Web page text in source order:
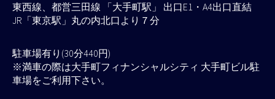
東西線、都営三田線 「大手町駅」 出口E1・A4出口直結
JR「東京駅」丸の内北口より７分
駐車場有り(30分440円)
※満車の際は大手町フィナンシャルシティ 大手町ビル駐
車場をご利用下さい。